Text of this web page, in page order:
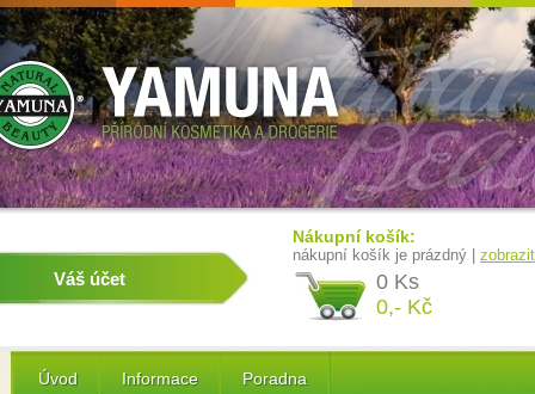
Váš účet
Nákupní košík:
nákupní košík je prázdný |
0 Ks
0,- Kč
Úvod Informace Poradna